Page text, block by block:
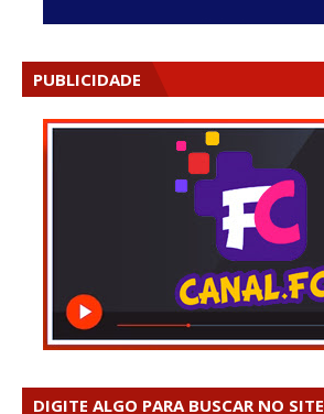
PUBLICIDADE
DIGITE ALGO PARA BUSCAR NO SITE